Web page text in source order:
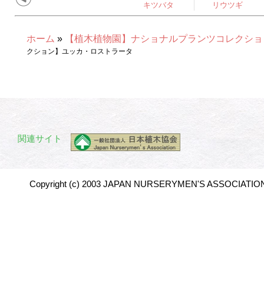
キツバタ
リウツギ
ホーム » 【植木植物園】ナショナルプランツコレクシ
クション】ユッカ・ロストラータ
関連サイト
Copyright (c) 2003 JAPAN NURSERYMEN'S